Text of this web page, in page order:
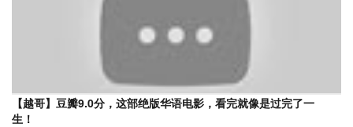
【越哥】豆瓣9.0分，这部绝版华语电影，看完就像是过完了一
生！